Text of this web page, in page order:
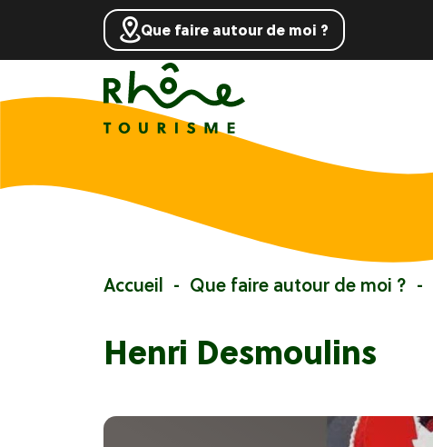
Que faire autour de moi ?
Accueil Que faire autour de moi ?
Henri Desmoulins